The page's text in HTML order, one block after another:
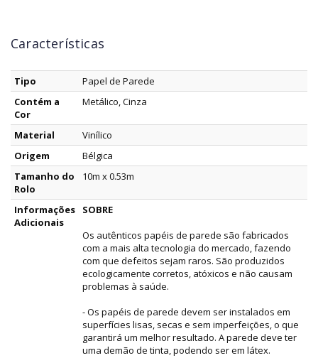
Características
Tipo
Papel de Parede
Contém a
Cor
Metálico, Cinza
Material
Vinílico
Origem
Bélgica
Tamanho do
Rolo
10m x 0.53m
Informações
Adicionais
SOBRE
Os autênticos papéis de parede são fabricados
com a mais alta tecnologia do mercado, fazendo
com que defeitos sejam raros. São produzidos
ecologicamente corretos, atóxicos e não causam
problemas à saúde.
- Os papéis de parede devem ser instalados em
superfícies lisas, secas e sem imperfeições, o que
garantirá um melhor resultado. A parede deve ter
uma demão de tinta, podendo ser em látex.